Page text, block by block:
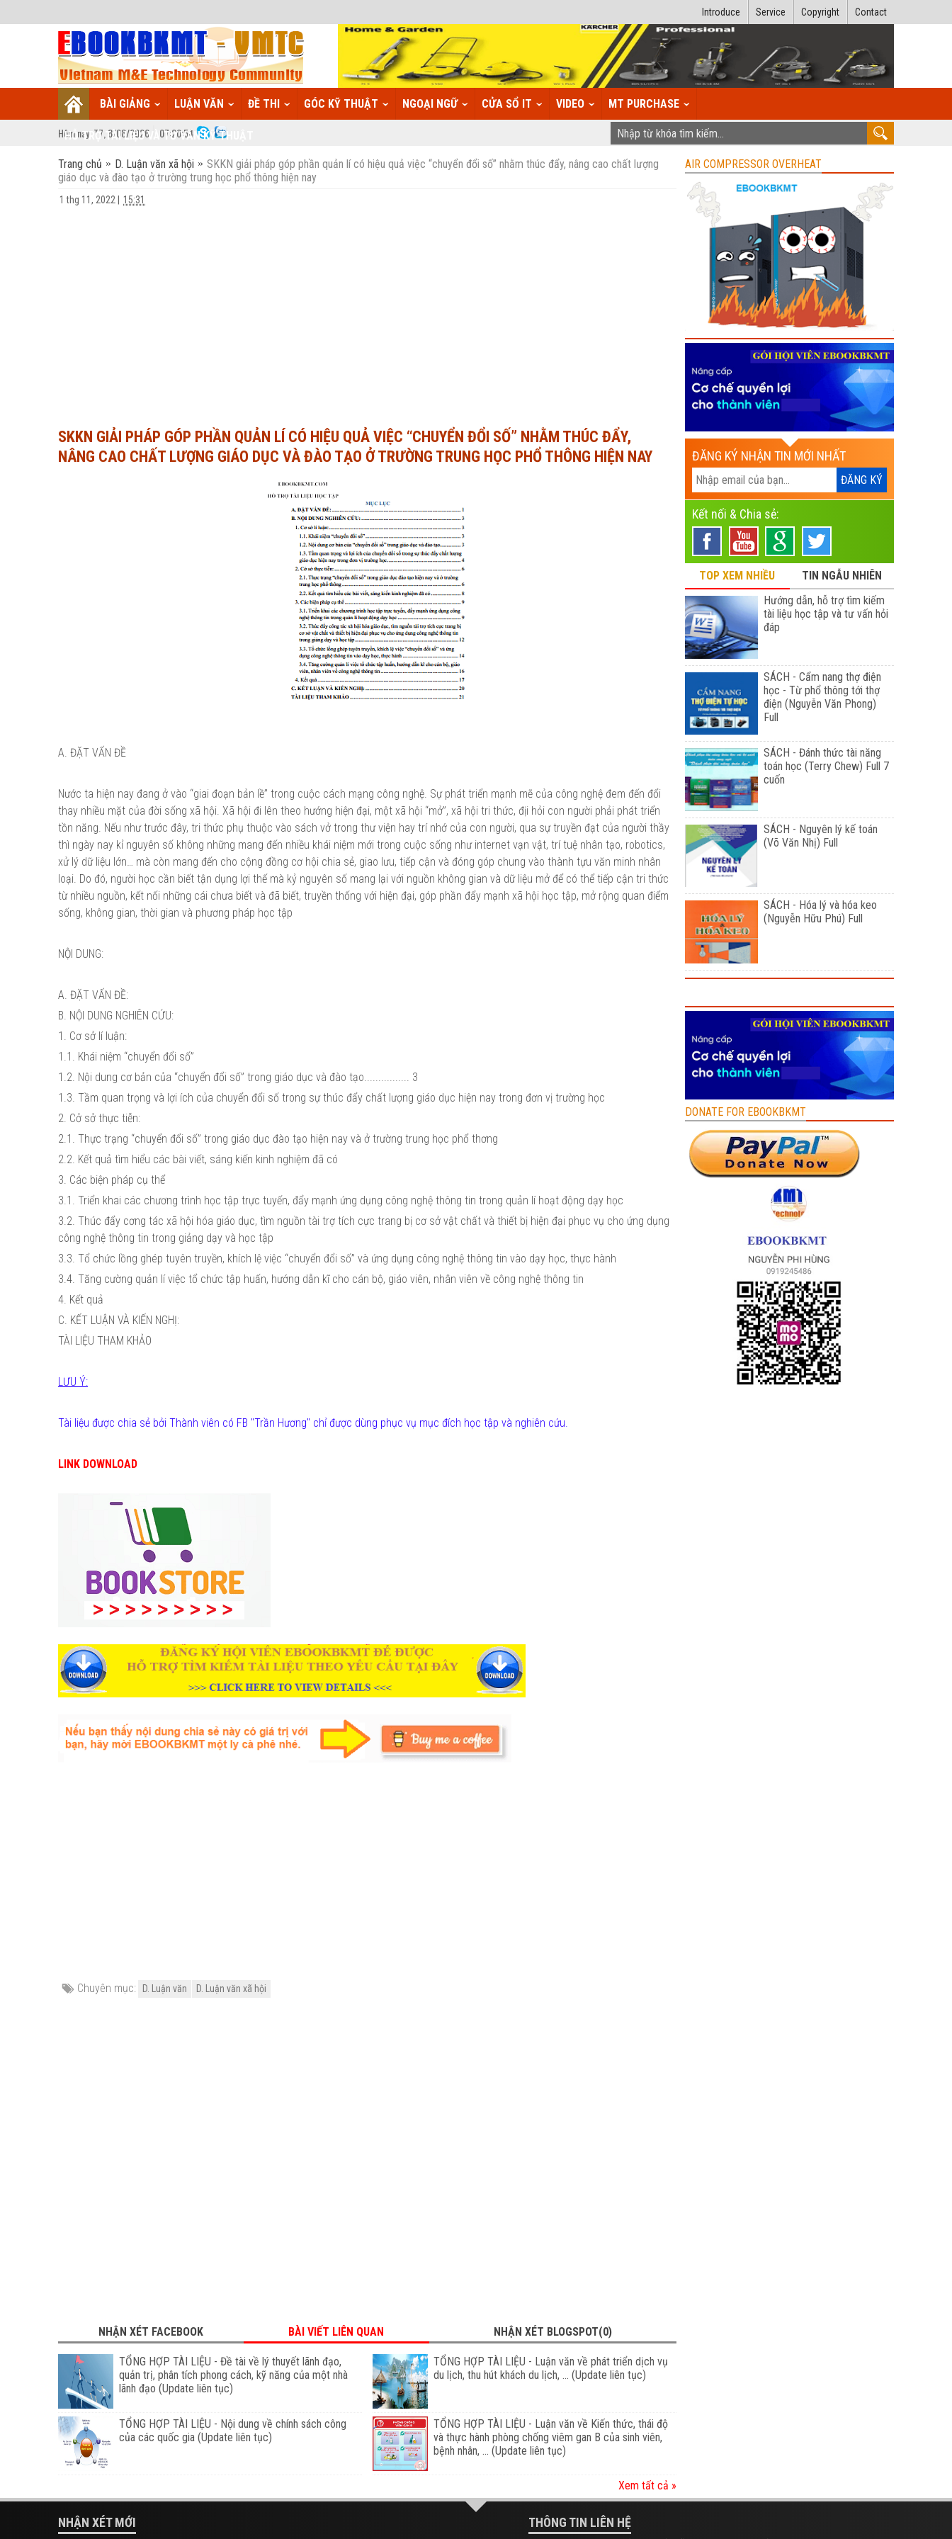
Contact
Copyright
Service
Introduce
BÀI GIẢNG LUẬN VĂN ĐỀ THI GÓC KỸ THUẬT NGOẠI NGỮ CỬA SỔ IT VIDEO MT PURCHASE
HỖ TRỢ TÀI LIỆU VÀ TƯ VẤN KỸ THUẬT
Hôm nay: T7, 8/08/2026 07:20:55
Trang chủ D. Luận văn xã hội
SKKN giải pháp góp phần quản lí có hiệu quả việc “chuyển đổi số” nhằm thúc đẩy, nâng cao chất lượng
giáo dục và đào tạo ở trường trung học phổ thông hiện nay
1 thg 11, 2022 15:31
SKKN GIẢI PHÁP GÓP PHẦN QUẢN LÍ CÓ HIỆU QUẢ VIỆC “CHUYỂN ĐỔI SỐ” NHẰM THÚC ĐẨY,
NÂNG CAO CHẤT LƯỢNG GIÁO DỤC VÀ ĐÀO TẠO Ở TRƯỜNG TRUNG HỌC PHỔ THÔNG HIỆN NAY
A. ĐẶT VẤN ĐỀ
Nước ta hiện nay đang ở vào “giai đoạn bản lề” trong cuộc cách mạng công nghệ. Sự phát triển mạnh mẽ của công nghệ đem đến đổi
thay nhiều mặt của đời sống xã hội. Xã hội đi lên theo hướng hiện đại, một xã hội “mở”, xã hội tri thức, địi hỏi con người phải phát triển
tồn năng. Nếu như trước đây, tri thức phụ thuộc vào sách vở trong thư viện hay trí nhớ của con người, qua sự truyền đạt của người thầy
thì ngày nay kỉ nguyên số không những mang đến nhiều khái niệm mới trong cuộc sống như internet vạn vật, trí tuệ nhân tạo, robotics,
xử lý dữ liệu lớn… mà còn mang đến cho cộng đồng cơ hội chia sẻ, giao lưu, tiếp cận và đóng góp chung vào thành tựu văn minh nhân
loại. Do đó, người học cần biết tận dụng lợi thế mà kỷ nguyên số mang lại với nguồn không gian và dữ liệu mở để có thể tiếp cận tri thức
từ nhiều nguồn, kết nối những cái chưa biết và đã biết, truyền thống với hiện đại, góp phần đẩy mạnh xã hội học tập, mở rộng quan điểm
sống, không gian, thời gian và phương pháp học tập
NỘI DUNG:
A. ĐẶT VẤN ĐỀ:
B. NỘI DUNG NGHIÊN CỨU:
1. Cơ sở lí luận:
1.1. Khái niệm “chuyển đổi số”
1.2. Nội dung cơ bản của “chuyển đổi số” trong giáo dục và đào tạo................ 3
1.3. Tầm quan trọng và lợi ích của chuyển đổi số trong sự thúc đẩy chất lượng giáo dục hiện nay trong đơn vị trường học
2. Cở sở thực tiễn:
2.1. Thực trạng “chuyển đổi số” trong giáo dục đào tạo hiện nay và ở trường trung học phổ thơng
2.2. Kết quả tìm hiểu các bài viết, sáng kiến kinh nghiệm đã có
3. Các biện pháp cụ thể
3.1. Triển khai các chương trình học tập trực tuyến, đẩy mạnh ứng dụng công nghệ thông tin trong quản lí hoạt động dạy học
3.2. Thúc đẩy cơng tác xã hội hóa giáo dục, tìm nguồn tài trợ tích cực trang bị cơ sở vật chất và thiết bị hiện đại phục vụ cho ứng dụng
công nghệ thông tin trong giảng dạy và học tập
3.3. Tổ chức lồng ghép tuyên truyền, khích lệ việc “chuyển đổi số” và ứng dụng công nghệ thông tin vào dạy học, thực hành
3.4. Tăng cường quản lí việc tổ chức tập huấn, hướng dẫn kĩ cho cán bộ, giáo viên, nhân viên về công nghệ thông tin
4. Kết quả
C. KẾT LUẬN VÀ KIẾN NGHỊ:
TÀI LIỆU THAM KHẢO
LƯU Ý:
Tài liệu được chia sẻ bởi Thành viên có FB "Trần Hương" chỉ được dùng phục vụ mục đích học tập và nghiên cứu.
LINK DOWNLOAD
Chuyên mục: D. Luận văn D. Luận văn xã hội
NHẬN XÉT FACEBOOK BÀI VIẾT LIÊN QUAN NHẬN XÉT BLOGSPOT(0)
TỔNG HỢP TÀI LIỆU - Đề tài về lý thuyết lãnh đạo,
quản trị, phân tích phong cách, kỹ năng của một nhà
lãnh đạo (Update liên tục)
TỔNG HỢP TÀI LIỆU - Luận văn về phát triển dịch vụ
du lịch, thu hút khách du lịch, ... (Update liên tục)
TỔNG HỢP TÀI LIỆU - Nội dung về chính sách công
của các quốc gia (Update liên tục)
TỔNG HỢP TÀI LIỆU - Luận văn về Kiến thức, thái độ
và thực hành phòng chống viêm gan B của sinh viên,
bệnh nhân, ... (Update liên tục)
Xem tất cả »
AIR COMPRESSOR OVERHEAT
ĐĂNG KÝ NHẬN TIN MỚI NHẤT
Kết nối & Chia sẻ:
TOP XEM NHIỀU
TIN NGẪU NHIÊN
Hướng dẫn, hỗ trợ tìm kiếm
tài liệu học tập và tư vấn hỏi
đáp
SÁCH - Cẩm nang thợ điện
học - Từ phổ thông tới thợ
điện (Nguyễn Văn Phong)
Full
SÁCH - Đánh thức tài năng
toán học (Terry Chew) Full 7
cuốn
SÁCH - Nguyên lý kế toán
(Võ Văn Nhị) Full
SÁCH - Hóa lý và hóa keo
(Nguyễn Hữu Phú) Full
DONATE FOR EBOOKBKMT
NHẬN XÉT MỚI THÔNG TIN LIÊN HỆ